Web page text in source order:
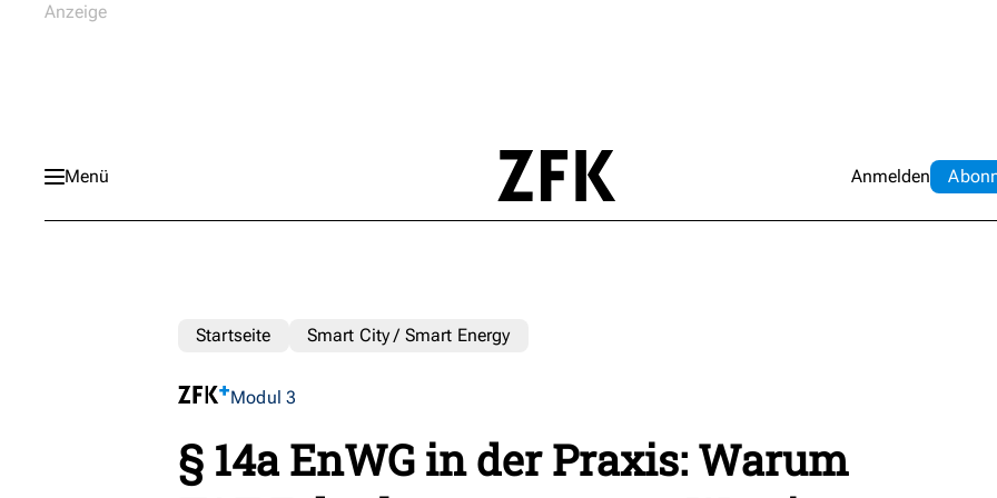
Menü Anmelden Abo
Startseite Smart City / Smart Energy
Modul 3
§ 14a EnWG in der Praxis: Warum